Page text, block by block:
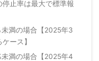
止率は最大で標準報
満の場合【2025年3
ース】
満の場合【2025年4